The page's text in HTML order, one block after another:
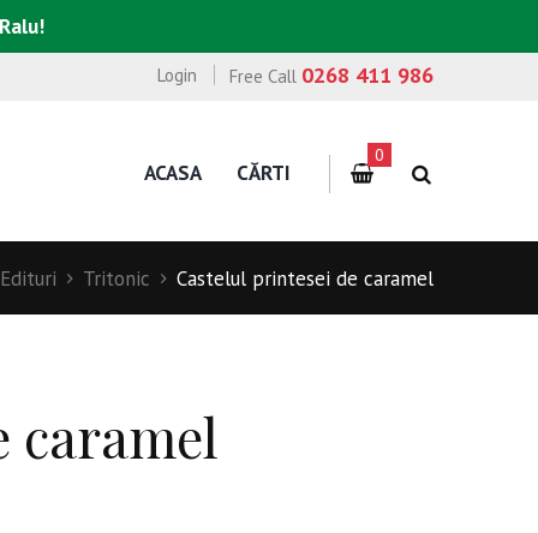
Free Call 0268 411 986
Login
ACASA CĂRTI
0
Edituri Tritonic Castelul printesei de caramel
caramel